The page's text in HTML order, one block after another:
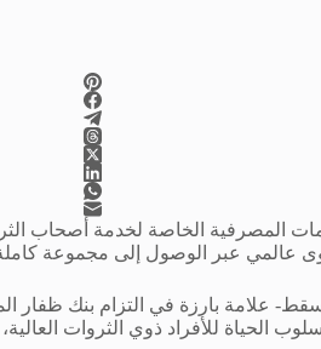
المصرفية الخاصة لخدمة أصحاب
عالمي عبر الوصول إلى مجموعة
بارزة في التزام بنك ظفار
الحياة للأفراد ذوي الثروات